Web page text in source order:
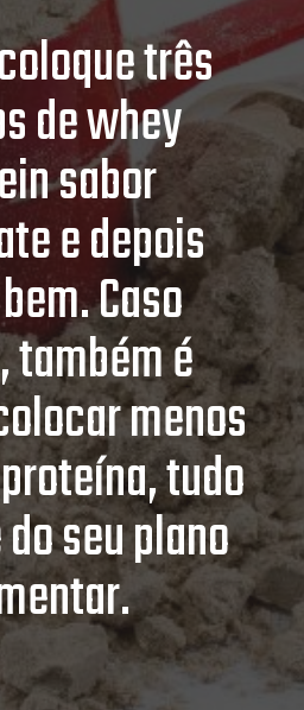
três
de whey
sabor
e depois
Caso
também é
menos
tudo
seu plano